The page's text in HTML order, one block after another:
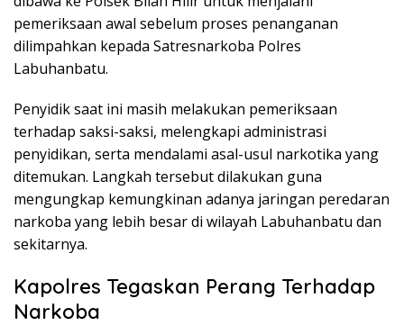
pemeriksaan awal sebelum proses penanganan
dilimpahkan kepada Satresnarkoba Polres
Labuhanbatu.
Penyidik saat ini masih melakukan pemeriksaan
terhadap saksi-saksi, melengkapi administrasi
penyidikan, serta mendalami asal-usul narkotika yang
ditemukan. Langkah tersebut dilakukan guna
mengungkap kemungkinan adanya jaringan peredaran
narkoba yang lebih besar di wilayah Labuhanbatu dan
sekitarnya.
Kapolres Tegaskan Perang Terhadap
Narkoba